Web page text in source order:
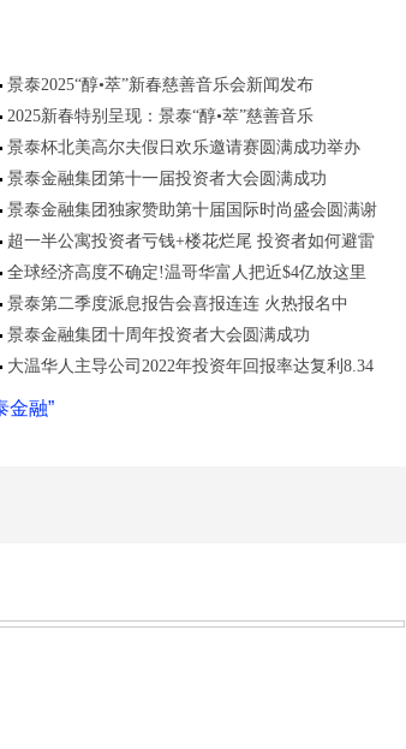
景泰2025“醇•萃”新春慈善音乐会新闻发布
2025新春特别呈现：景泰“醇•萃”慈善音乐
景泰杯北美高尔夫假日欢乐邀请赛圆满成功举办
景泰金融集团第十一届投资者大会圆满成功
景泰金融集团独家赞助第十届国际时尚盛会圆满谢
超一半公寓投资者亏钱+楼花烂尾 投资者如何避雷
全球经济高度不确定!温哥华富人把近$4亿放这里
景泰第二季度派息报告会喜报连连 火热报名中
景泰金融集团十周年投资者大会圆满成功
大温华人主导公司2022年投资年回报率达复利8.34
金融”